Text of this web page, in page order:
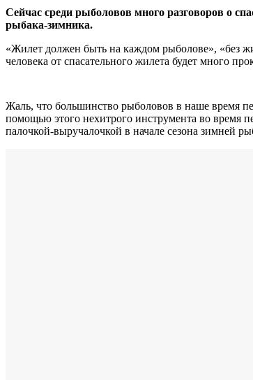
Сейчас среди рыболовов много разговоров о
рыбака-зимника.
«Жилет должен быть на каждом рыболове», «без
человека от спасательного жилета будет много
Жаль, что большинство рыболовов в наше время
помощью этого нехитрого инструмента во время
палочкой-выручалочкой в начале сезона зимней